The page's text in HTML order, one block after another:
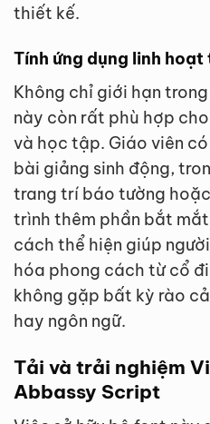
thiết kế.
Tính ứng dụng linh
Không chỉ giới hạn
này còn rất phù hợp
và học tập. Giáo viên
bài giảng sinh động,
trang trí báo tường
trình thêm phần bắt
cách thể hiện giúp
hóa phong cách từ cổ
không gặp bất kỳ rào
hay ngôn ngữ.
Tải và trải nghiệm
Abbassy Script